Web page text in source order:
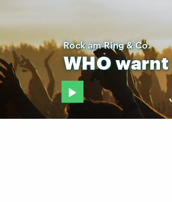
Rock am Ring & Co.
WHOwarnt